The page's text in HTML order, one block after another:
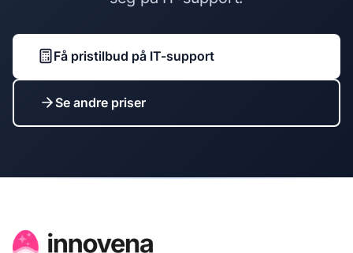
Få pristilbud på IT-support
Se andre priser